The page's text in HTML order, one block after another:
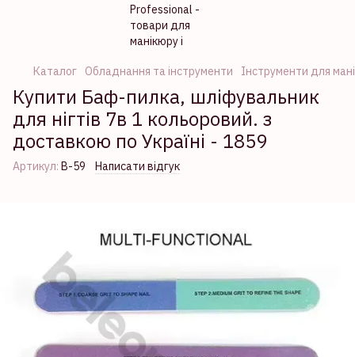
Каталог Обладнання та інструменти Інструменти для
Купити Баф-пилка, шліфувальник
для нігтів 7в 1 кольоровий. з
доставкою по Україні - 1859
Артикул: В-59 Написати відгук